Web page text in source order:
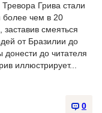
Грива стали
чем в 20
смеяться
от Бразилии до
до читателя
иллюстрирует...
0